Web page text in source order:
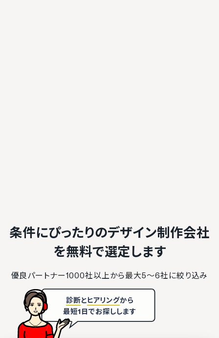
条件にぴったりのデザイン制作会社
を無料で選定します
優良パートナー1000社以上から最大5〜6社に絞り込み
診断とヒアリングから
最短1日でお探しします